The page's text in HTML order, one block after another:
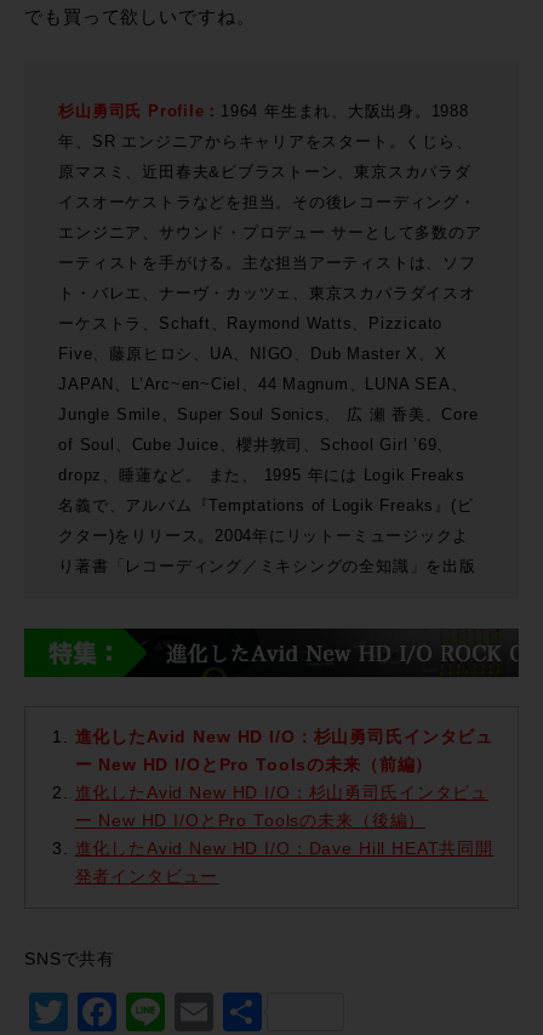
でも買って欲しいですね。
杉山勇司氏 Profile： 1964 年生まれ、大阪出身。1988
年、SR エンジニアからキャリアをスタート。くじら、
原マスミ、近田春夫&ビブラストーン、東京スカパラダ
イスオーケストラなどを担当。その後レコーディング・
エンジニア、サウンド・プロデュー サーとして多数のア
ーティストを手がける。主な担当アーティストは、ソフ
ト・バレエ、ナーヴ・カッツェ、東京スカパラダイスオ
ーケストラ、Schaft、Raymond Watts、Pizzicato
Five、藤原ヒロシ、UA、NIGO、Dub Master X、X
JAPAN、L’Arc~en~Ciel、44 Magnum、LUNA SEA、
Jungle Smile、Super Soul Sonics、 広 瀬 香美、Core
of Soul、Cube Juice、櫻井敦司、School Girl ’69、
dropz、睡蓮など。 また、 1995 年には Logik Freaks
名義で、アルバム『Temptations of Logik Freaks』(ビ
クター)をリリース。2004年にリットーミュージックよ
り著書「レコーディング／ミキシングの全知識」を出版
進化したAvid New HD I/O：杉山勇司氏インタビュ
ー New HD I/OとPro Toolsの未来（前編）
進化したAvid New HD I/O：杉山勇司氏インタビュ
ー New HD I/OとPro Toolsの未来（後編）
進化したAvid New HD I/O：Dave Hill HEAT共同開
発者インタビュー
SNSで共有
Twitter
Facebook
LineEmail